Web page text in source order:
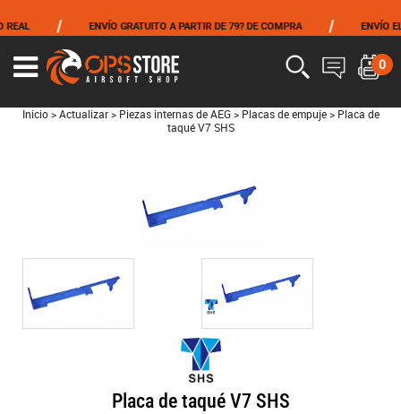
ENVÍO GRATUITO A PARTIR DE 79? DE COMPRA ENVÍO EL
0
Inicio > Actualizar > Piezas internas de AEG > Placas de empuje > Placa de
taqué V7 SHS
Placa de taqué V7 SHS